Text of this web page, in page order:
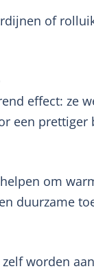
of
effect: ze
een prettiger
om
duurzame
worden